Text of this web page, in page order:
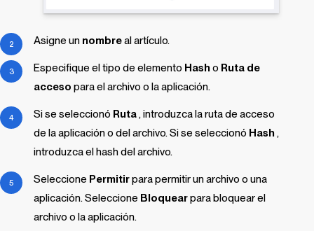
Asigne un nombreal artículo.
Especifique el tipo de elemento Hasho Ruta de
acceso para el archivo o la aplicación.
Si se seleccionó Ruta, introduzca la ruta de acceso
de la aplicación o del archivo. Si se seleccionó Hash,
introduzca el hash del archivo.
Seleccione Permitirpara permitir un archivo o una
aplicación. Seleccione Bloquearpara bloquear el
archivo o la aplicación.